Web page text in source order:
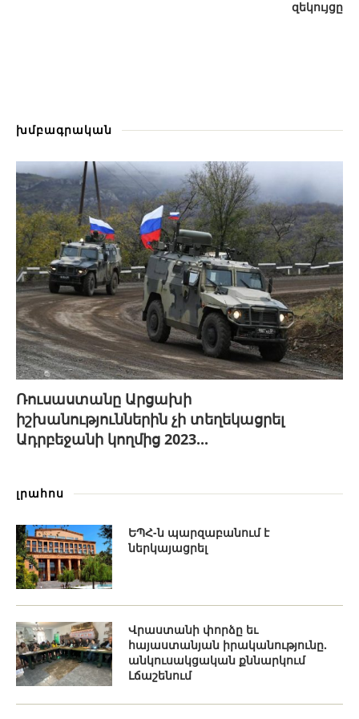
զեկույցը
խմբագրական
Ռուսաստանը Արցախի
իշխանություններին չի տեղեկացրել
Ադրբեջանի կողմից 2023...
լրահոս
ԵՊՀ-ն պարզաբանում է
ներկայացրել
Վրաստանի փորձը եւ
հայաստանյան իրականությունը.
անկուսակցական քննարկում
Լճաշենում